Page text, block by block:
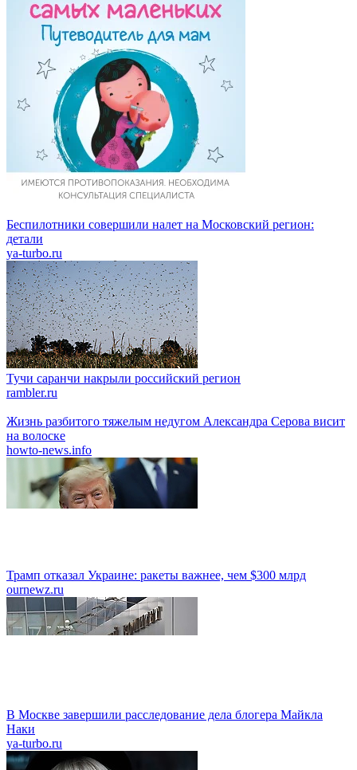
Беспилотники совершили налет на Московский регион:
детали
ya-turbo.ru
Тучи саранчи накрыли российский регион
rambler.ru
Жизнь разбитого тяжелым недугом Александра Серова висит
на волоске
howto-news.info
Трамп отказал Украине: ракеты важнее, чем $300 млрд
ournewz.ru
В Москве завершили расследование дела блогера Майкла
Наки
ya-turbo.ru